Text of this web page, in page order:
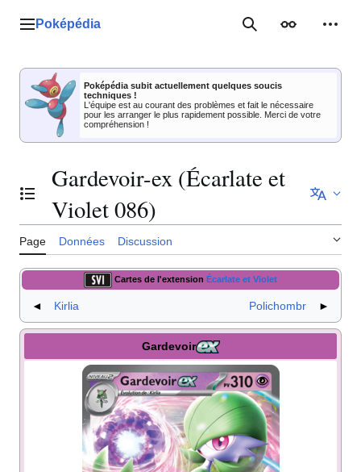
Menu principal
Poképédia RechercherApparence
Poképédia subit actuellement quelques soucis
techniques !
L'équipe est au courant des problèmes et fait le nécessaire
pour les arranger le plus rapidement possible. Merci de votre
compréhension !
Basculer la table des matières
Gardevoir-ex (Écarlate et
Violet 086)
Page Données Discussion
Cartes de l'extension Écarlate et Violet
◄ Kirlia Polichombr ►
Gardevoir